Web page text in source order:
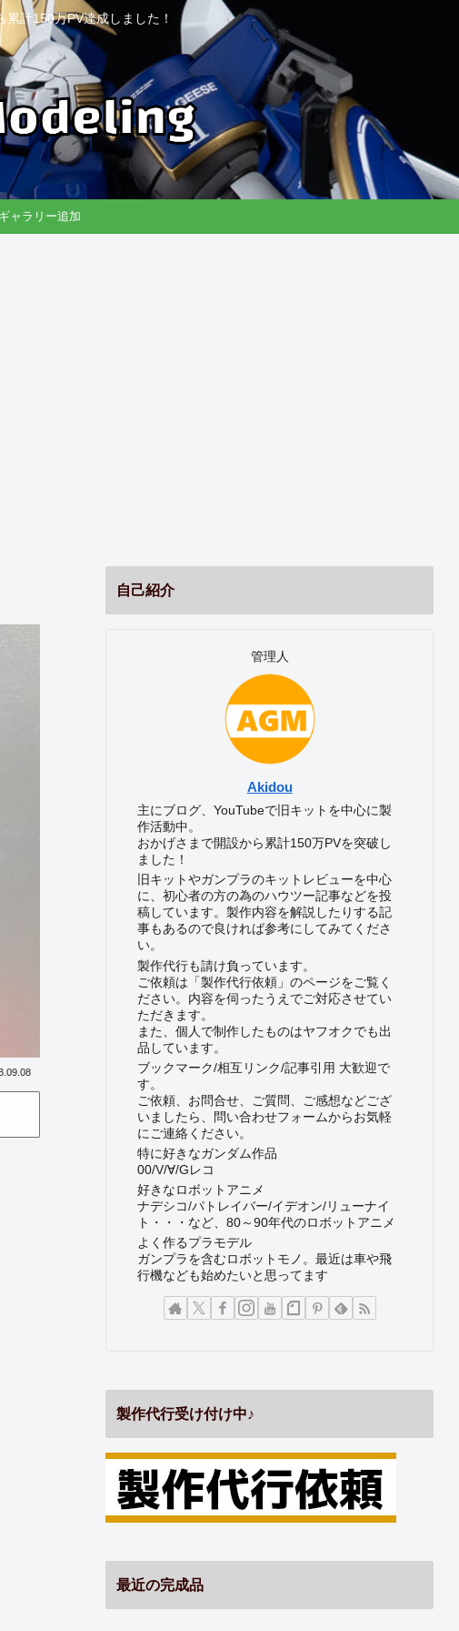
計150万PV達成しました！
ャラリー追加
自己紹介
管理人
Akidou
主にブログ、YouTubeで旧キットを中心に製
作活動中。
おかげさまで開設から累計150万PVを突破し
ました！
旧キットやガンプラのキットレビューを中心
に、初心者の方の為のハウツー記事などを投
稿しています。製作内容を解説したりする記
事もあるので良ければ参考にしてみてくださ
い。
製作代行も請け負っています。
ご依頼は「製作代行依頼」のページをご覧く
ださい。内容を伺ったうえでご対応させてい
ただきます。
また、個人で制作したものはヤフオクでも出
品しています。
ブックマーク/相互リンク/記事引用 大歓迎で
す。
ご依頼、お問合せ、ご質問、ご感想などござ
いましたら、問い合わせフォームからお気軽
にご連絡ください。
特に好きなガンダム作品
00/V/∀/Gレコ
好きなロボットアニメ
ナデシコ/パトレイバー/イデオン/リューナイ
ト・・・など、80～90年代のロボットアニメ
よく作るプラモデル
ガンプラを含むロボットモノ。最近は車や飛
行機なども始めたいと思ってます
製作代行受け付け中♪
最近の完成品